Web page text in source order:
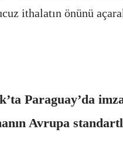
ithalatın önünü
Paraguay’da
Avrupa